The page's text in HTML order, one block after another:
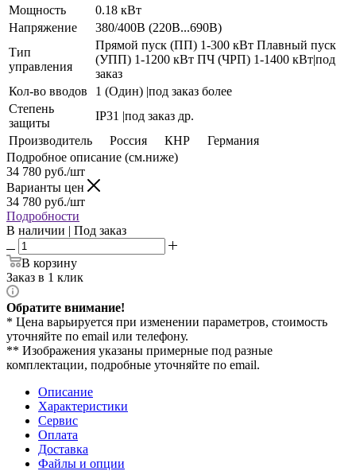
Мощность
0.18 кВт
Напряжение
380/400В (220В...690В)
Тип
управления
Прямой пуск (ПП) 1-300 кВт Плавный пуск
(УПП) 1-1200 кВт ПЧ (ЧРП) 1-1400 кВт|под
заказ
Кол-во вводов
1 (Один) |под заказ более
Степень
защиты
IP31 |под заказ др.
Производитель
Россия КНР
Германия
Подробное описание (см.ниже)
34 780 руб./шт
Варианты цен
34 780 руб./шт
Подробности
В наличии | Под заказ
В корзину
Заказ в 1 клик
Обратите внимание!
* Цена варьируется при изменении параметров, стоимость
уточняйте по email или телефону.
** Изображения указаны примерные под разные
комплектации, подробные уточняйте по email.
Описание
Характеристики
Сервис
Оплата
Доставка
Файлы и опции